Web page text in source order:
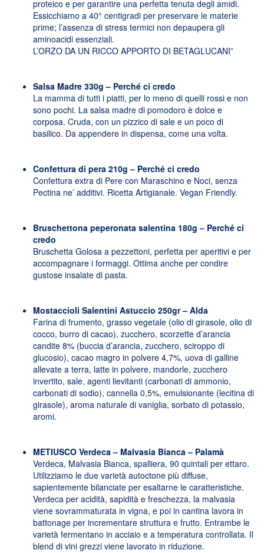
proteico e per garantire una perfetta tenuta degli amidi.
Essicchiamo a 40° centigradi per preservare le materie
prime; l’assenza di stress termici non depaupera gli
aminoacidi essenziali.
L’ORZO DA UN RICCO APPORTO DI BETAGLUCANI”
Salsa Madre 330g – Perché ci credo
La mamma di tutti i piatti, per lo meno di quelli rossi e non
sono pochi. La salsa madre di pomodoro è dolce e
corposa. Cruda, con un pizzico di sale e un poco di
basilico. Da appendere in dispensa, come una volta.
Confettura di pera 210g – Perché ci credo
Confettura extra di Pere con Maraschino e Noci, senza
Pectina ne’ additivi. Ricetta Artigianale. Vegan Friendly.
Bruschettona peperonata salentina 180g – Perché ci
credo
Bruschetta Golosa a pezzettoni, perfetta per aperitivi e per
accompagnare i formaggi. Ottima anche per condire
gustose insalate di pasta.
Mostaccioli Salentini Astuccio 250gr – Alda
Farina di frumento, grasso vegetale (olio di girasole, olio di
cocco, burro di cacao), zucchero, scorzette d’arancia
candite 8% (buccia d’arancia, zucchero, sciroppo di
glucosio), cacao magro in polvere 4,7%, uova di galline
allevate a terra, latte in polvere, mandorle, zucchero
invertito, sale, agenti lievitanti (carbonati di ammonio,
carbonati di sodio), cannella 0,5%, emulsionante (lecitina di
girasole), aroma naturale di vaniglia, sorbato di potassio,
aromi.
METIUSCO Verdeca – Malvasia Bianca – Palamà
Verdeca, Malvasia Bianca, spalliera, 90 quintali per ettaro.
Utilizziamo le due varietà autoctone più diffuse,
sapientemente bilanciate per esaltarne le caratteristiche.
Verdeca per acidità, sapidità e freschezza, la malvasia
viene sovrammaturata in vigna, e poi in cantina lavora in
battonage per incrementare struttura e frutto. Entrambe le
varietà fermentano in acciaio e a temperatura controllata. Il
blend di vini grezzi viene lavorato in riduzione.